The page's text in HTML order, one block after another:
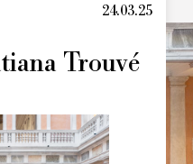
24.03.25
Trouvé